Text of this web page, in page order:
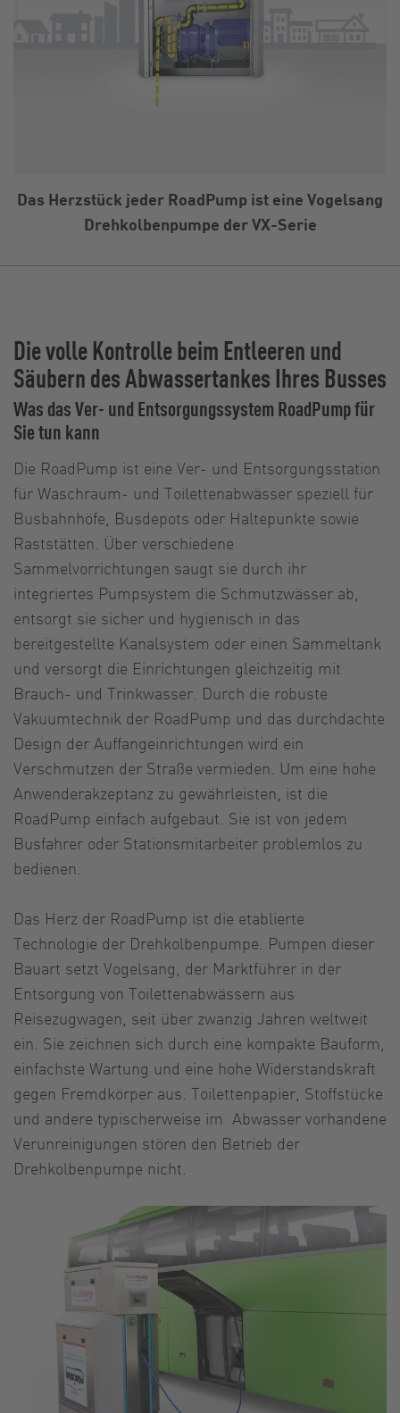
Das Herzstück jeder RoadPump ist eine Vogelsang
Drehkolbenpumpe der VX-Serie
Die volle Kontrolle beim Entleeren und
Säubern des Abwassertankes Ihres Busses
Was das Ver- und Entsorgungssystem RoadPump für
Sie tun kann
Die RoadPump ist eine Ver- und Entsorgungsstation
für Waschraum- und Toilettenabwässer speziell für
Busbahnhöfe, Busdepots oder Haltepunkte sowie
Raststätten. Über verschiedene
Sammelvorrichtungen saugt sie durch ihr
integriertes Pumpsystem die Schmutzwässer ab,
entsorgt sie sicher und hygienisch in das
bereitgestellte Kanalsystem oder einen Sammeltank
und versorgt die Einrichtungen gleichzeitig mit
Brauch- und Trinkwasser. Durch die robuste
Vakuumtechnik der RoadPump und das durchdachte
Design der Auffangeinrichtungen wird ein
Verschmutzen der Straße vermieden. Um eine hohe
Anwenderakzeptanz zu gewährleisten, ist die
RoadPump einfach aufgebaut. Sie ist von jedem
Busfahrer oder Stationsmitarbeiter problemlos zu
bedienen.
Das Herz der RoadPump ist die etablierte
Technologie der Drehkolbenpumpe. Pumpen dieser
Bauart setzt Vogelsang, der Marktführer in der
Entsorgung von Toilettenabwässern aus
Reisezugwagen, seit über zwanzig Jahren weltweit
ein. Sie zeichnen sich durch eine kompakte Bauform,
einfachste Wartung und eine hohe Widerstandskraft
gegen Fremdkörper aus. Toilettenpapier, Stoffstücke
und andere typischerweise im Abwasser vorhandene
Verunreinigungen stören den Betrieb der
Drehkolbenpumpe nicht.